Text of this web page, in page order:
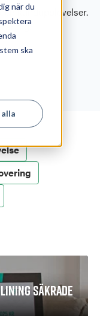
när du
ska
kundupplevelser.
dig.
säkrade